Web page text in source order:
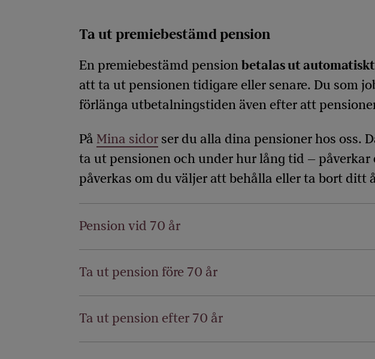
Ta ut premiebestämd pension
En premiebestämd pensionbetalas ut
att ta ut pensionen tidigare eller senare. Du som
förlänga utbetalningstiden även efter att
På Mina sidor ser du alla dina pensioner hos oss.
ta ut pensionen och under hur lång tid –
påverkas om du väljer att behålla eller ta bort ditt
Pension vid 70 år
Ta ut pension före 70 år
Ta ut pension efter 70 år